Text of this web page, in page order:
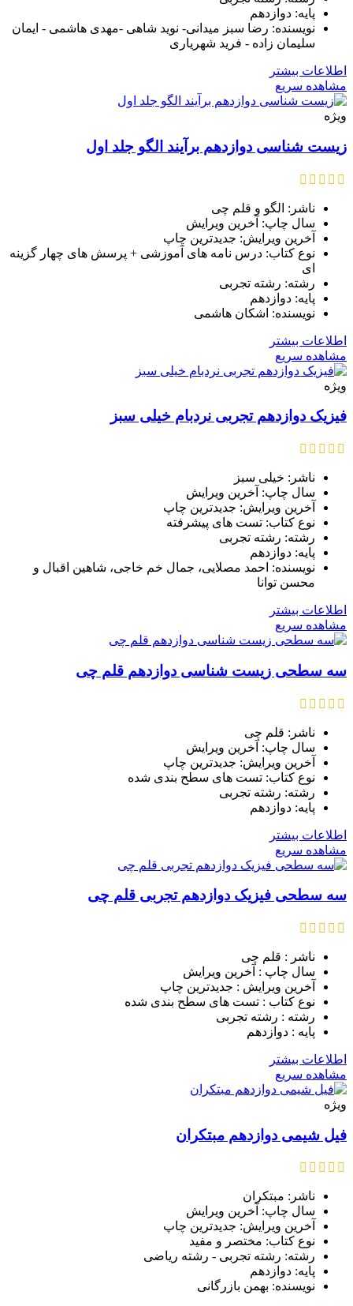
پایه: دوازدهم
نویسنده: رضا سبز میدانی- نوید شاهی -مهدی هاشمی - ایمان
سلیمان زاده - فرید شهریاری
اطلاعات بیشتر
مشاهده سریع
ویژه
زیست شناسی دوازدهم برآیند الگو جلد اول
ناشر: الگو و قلم چی
سال چاپ: آخرین ویرایش
آخرین ویرایش: جدیدترین چاپ
نوع کتاب: درس نامه های آموزشی + پرسش های چهار گزینه
ای
رشته: رشته تجربی
پایه: دوازدهم
نویسنده: اشکان هاشمی
اطلاعات بیشتر
مشاهده سریع
ویژه
فیزیک دوازدهم تجربی نردبام خیلی سبز
ناشر: خیلی سبز
سال چاپ: آخرین ویرایش
آخرین ویرایش: جدیدترین چاپ
نوع کتاب: تست های پیشرفته
رشته: رشته تجربی
پایه: دوازدهم
نویسنده: احمد مصلایی، جمال خم خاجی، شاهین اقبال و
محسن توانا
اطلاعات بیشتر
مشاهده سریع
سه سطحی زیست شناسی دوازدهم قلم چی
ناشر: قلم چی
سال چاپ: آخرین ویرایش
آخرین ویرایش: جدیدترین چاپ
نوع کتاب: تست های سطح بندی شده
رشته: رشته تجربی
پایه: دوازدهم
اطلاعات بیشتر
مشاهده سریع
سه سطحی فیزیک دوازدهم تجربی قلم چی
ناشر : قلم چی
سال چاپ : آخرین ویرایش
آخرین ویرایش : جدیدترین چاپ
نوع کتاب : تست های سطح بندی شده
رشته : رشته تجربی
پایه : دوازدهم
اطلاعات بیشتر
مشاهده سریع
ویژه
فیل شیمی دوازدهم مبتکران
ناشر: مبتکران
سال چاپ: آخرین ویرایش
آخرین ویرایش: جدیدترین چاپ
نوع کتاب: مختصر و مفید
رشته: رشته تجربی - رشته ریاضی
پایه: دوازدهم
نویسنده: بهمن بازرگانی